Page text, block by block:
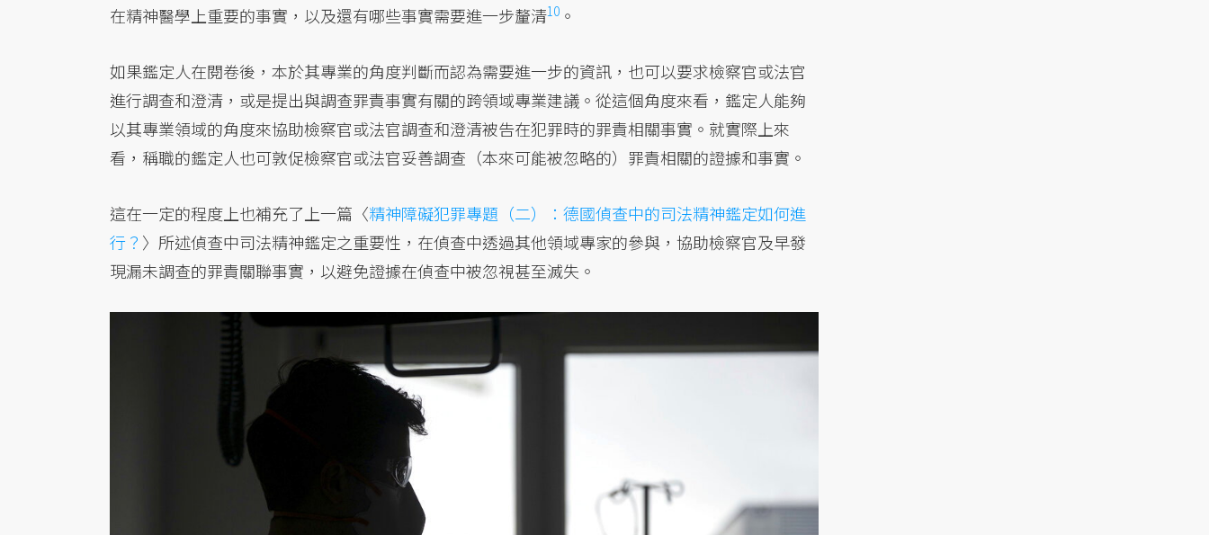
在精神醫學上重要的事實，以及還有哪些事實需要進一步釐清10 。
如果鑑定人在閱卷後，本於其專業的角度判斷而認為需要進一步的資訊，也可以要求檢察官或法官
進行調查和澄清，或是提出與調查罪責事實有關的跨領域專業建議。從這個角度來看，鑑定人能夠
以其專業領域的角度來協助檢察官或法官調查和澄清被告在犯罪時的罪責相關事實。就實際上來
看，稱職的鑑定人也可敦促檢察官或法官妥善調查（本來可能被忽略的）罪責相關的證據和事實。
這在一定的程度上也補充了上一篇〈精神障礙犯罪專題（二）：德國偵查中的司法精神鑑定如何進
行？ 〉所述偵查中司法精神鑑定之重要性，在偵查中透過其他領域專家的參與，協助檢察官及早發
現漏未調查的罪責關聯事實，以避免證據在偵查中被忽視甚至滅失。